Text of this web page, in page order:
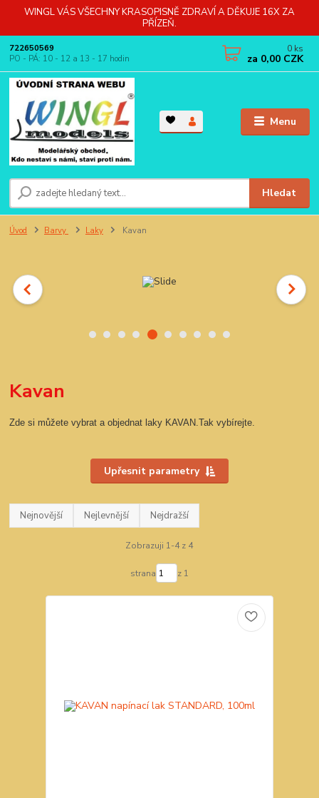
WINGL VÁS VŠECHNY KRASOPISNĚ ZDRAVÍ A DĚKUJE 16X ZA
PŘÍZEŇ.
Menu
Hledat
722650569
PO - PÁ: 10 - 12 a 13 - 17 hodin
0 ks
za 0,00 CZK
Úvod Barvy Laky Kavan
Kavan
Zde si můžete vybrat a objednat laky KAVAN.Tak vybírejte.
Upřesnit parametry
Nejnovější Nejlevnější Nejdražší
Zobrazuji 1-4 z 4
strana z 1